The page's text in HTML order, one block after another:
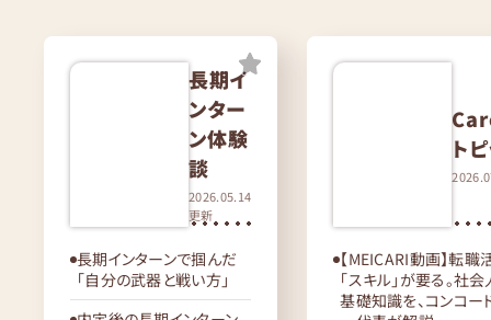
長期イ
ンター
ン体験
談
2026.05.14
更新
長期インターンで掴んだ
「自分の武器と戦い方」
ト
【MEICARI動画】転職
「スキル」が要る。社
基礎知識を、コンコー